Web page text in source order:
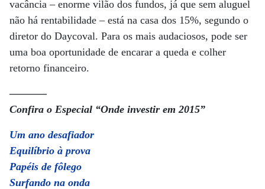
vacância – enorme vilão dos fundos, já que sem aluguel
não há rentabilidade – está na casa dos 15%, segundo o
diretor do Daycoval. Para os mais audaciosos, pode ser
uma boa oportunidade de encarar a queda e colher
retorno financeiro.
———–
Confira o Especial “Onde investir em 2015”
Um ano desafiador
Equilíbrio à prova
Papéis de fôlego
Surfando na onda